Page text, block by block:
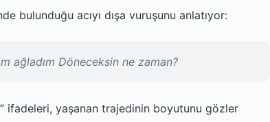
bulunduğu acıyı dışa vuruşunu anlatıyor:
ağladım Döneceksin ne zaman?
ifadeleri, yaşanan trajedinin boyutunu gözler